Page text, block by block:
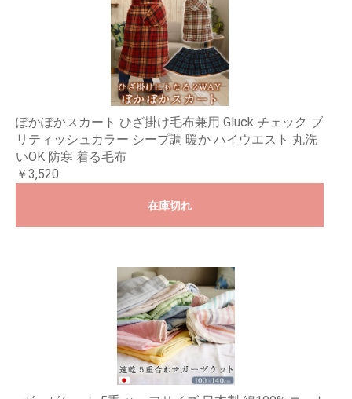
ぽかぽかスカート ひざ掛け毛布兼用 Gluck チェック ブ
リティッシュカラー シープ調 暖か ハイウエスト 丸洗
いOK 防寒 着る毛布
￥3,520
在庫切れ